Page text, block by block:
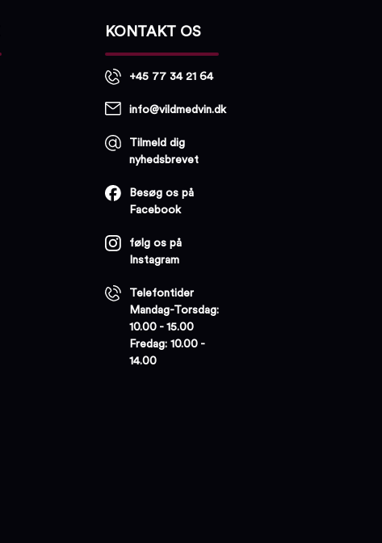
KONTAKT OS
+45 77 34 21 64
info@vildmedvin.dk
Tilmeld dig
nyhedsbrevet
Besøg os på
Facebook
følg os på
Instagram
Telefontider
Mandag-Torsdag:
10.00 - 15.00
Fredag: 10.00 -
14.00